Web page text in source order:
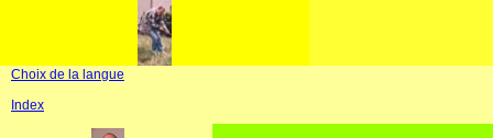
Choix de la langue
Index